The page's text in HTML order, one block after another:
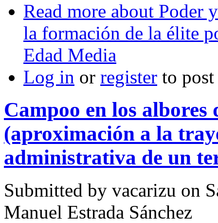
Read more about Poder
la formación de la élite
Edad Media
Log in or register to
Campoo en los
(aproximación a la
administrativa de un
Submitted by vacarizu on
Manuel Estrada Sánchez